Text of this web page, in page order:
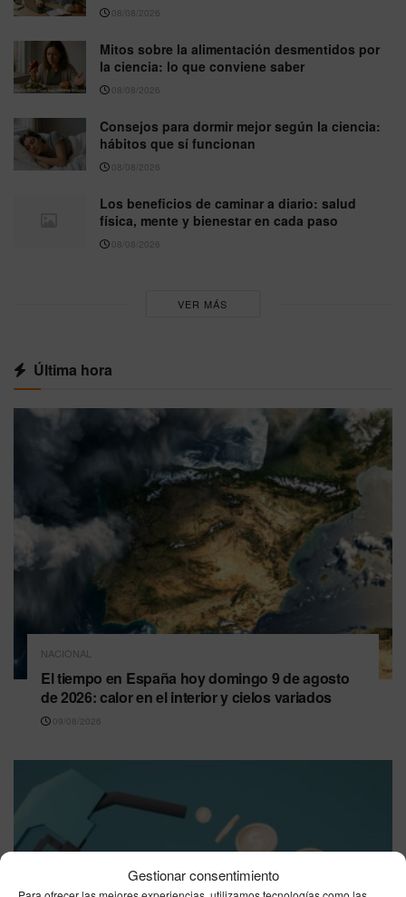
Gestionar consentimiento
08/08/2026
Mitos sobre la alimentación desmentidos por
la ciencia: lo que conviene saber
08/08/2026
Consejos para dormir mejor según la ciencia:
hábitos que sí funcionan
08/08/2026
Los beneficios de caminar a diario: salud
física, mente y bienestar en cada paso
08/08/2026
VER MÁS
Última hora
NACIONAL
El tiempo en España hoy domingo 9 de agosto
de 2026: calor en el interior y cielos variados
09/08/2026